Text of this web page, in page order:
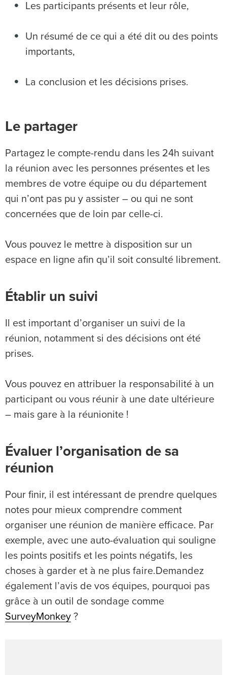
Les participants présents et leur rôle,
Un résumé de ce qui a été dit ou des points
importants,
La conclusion et les décisions prises.
Le partager
Partagez le compte-rendu dans les 24h suivant
la réunion avec les personnes présentes et les
membres de votre équipe ou du département
qui n’ont pas pu y assister – ou qui ne sont
concernées que de loin par celle-ci.
Vous pouvez le mettre à disposition sur un
espace en ligne afin qu’il soit consulté librement.
Établir un suivi
Il est important d’organiser un suivi de la
réunion, notamment si des décisions ont été
prises.
Vous pouvez en attribuer la responsabilité à un
participant ou vous réunir à une date ultérieure
– mais gare à la réunionite !
Évaluer l’organisation de sa
réunion
Pour finir, il est intéressant de prendre quelques
notes pour mieux comprendre comment
organiser une réunion de manière efficace. Par
exemple, avec une auto-évaluation qui souligne
les points positifs et les points négatifs, les
choses à garder et à ne plus faire.Demandez
également l’avis de vos équipes, pourquoi pas
grâce à un outil de sondage comme
SurveyMonkey ?